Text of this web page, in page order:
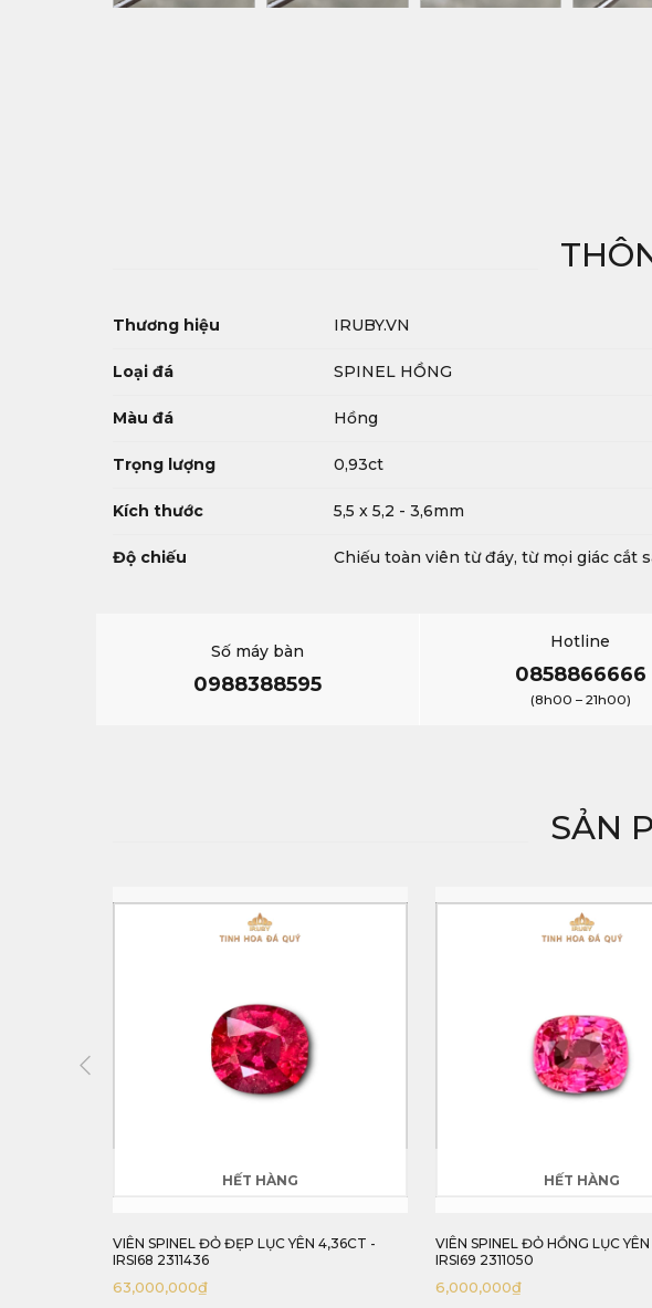
Thương hiệu IRUBY.VN
Loại đá SPINEL HỒNG
Màu đá Hồng
Trọng lượng 0,93ct
Kích thước 5,5 x 5,2 - 3,6mm
Độ chiếu Chiếu toàn viên từ đáy, từ mọi giác cắt
Số máy bàn
0988388595
Hotline
0858866666
(8h00 – 21h00)
SẢN
ĐẸP LỤC YÊN 4,36CT -
VIÊN SPINEL ĐỎ HỒNG LỤC YÊN 0,50CT -
VIÊN SPINEL